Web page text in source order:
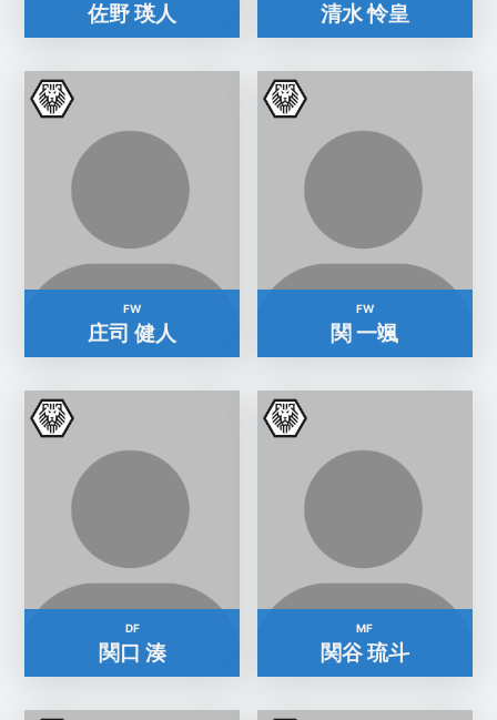
佐野 瑛人 清水 怜皇
FW
庄司 健人
FW
関 一颯
DF
関口 湊
MF
関谷 琉斗